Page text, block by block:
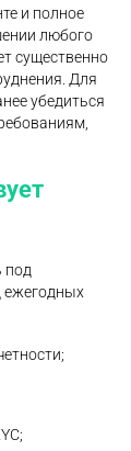
и полное
любого
существенно
Для
убедиться
под
ежегодных